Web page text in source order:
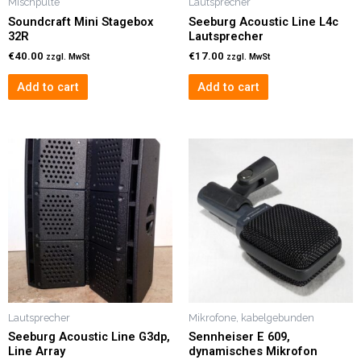
Soundcraft Mini Stagebox
32R
€40.00 zzgl. MwSt
Add to cart
Seeburg Acoustic Line L4c
Lautsprecher
€17.00 zzgl. MwSt
Add to cart
Lautsprecher
Seeburg Acoustic Line G3dp,
Line Array
Mikrofone, kabelgebunden
Sennheiser E 609,
dynamisches Mikrofon